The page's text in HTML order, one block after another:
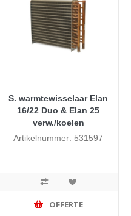
S. warmtewisselaar Elan
16/22 Duo & Elan 25
verw./koelen
Artikelnummer: 531597
OFFERTE